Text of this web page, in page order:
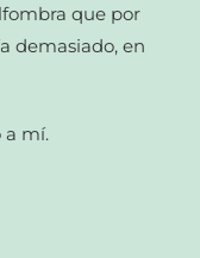
que por
demasiado, en
a mí.